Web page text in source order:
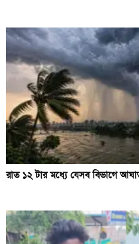
রাত ১২ টার মধ্যে যেসব বিভাগে